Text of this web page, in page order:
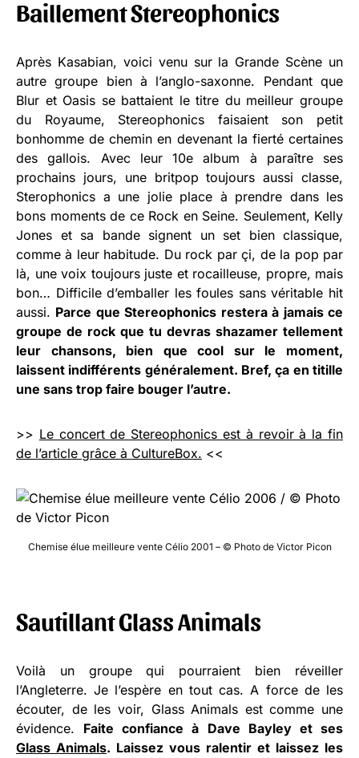
Baillement Stereophonics
Après Kasabian, voici venu sur la Grande Scène un
autre groupe bien à l’anglo-saxonne. Pendant que
Blur et Oasis se battaient le titre du meilleur groupe
du Royaume, Stereophonics faisaient son petit
bonhomme de chemin en devenant la fierté certaines
des gallois. Avec leur 10e album à paraître ses
prochains jours, une britpop toujours aussi classe,
Sterophonics a une jolie place à prendre dans les
bons moments de ce Rock en Seine. Seulement, Kelly
Jones et sa bande signent un set bien classique,
comme à leur habitude. Du rock par çi, de la pop par
là, une voix toujours juste et rocailleuse, propre, mais
bon… Difficile d’emballer les foules sans véritable hit
aussi. Parce que Stereophonics restera à jamais ce
groupe de rock que tu devras shazamer tellement
leur chansons, bien que cool sur le moment,
laissent indifférents généralement. Bref, ça en titille
une sans trop faire bouger l’autre.
>> Le concert de Stereophonics est à revoir à la fin
de l’article grâce à CultureBox. <<
Chemise élue meilleure vente Célio 2001 – © Photo de Victor Picon
Sautillant Glass Animals
Voilà un groupe qui pourraient bien réveiller
l’Angleterre. Je l’espère en tout cas. A force de les
écouter, de les voir, Glass Animals est comme une
évidence. Faite confiance à Dave Bayley et ses
Glass Animals. Laissez vous ralentir et laissez les